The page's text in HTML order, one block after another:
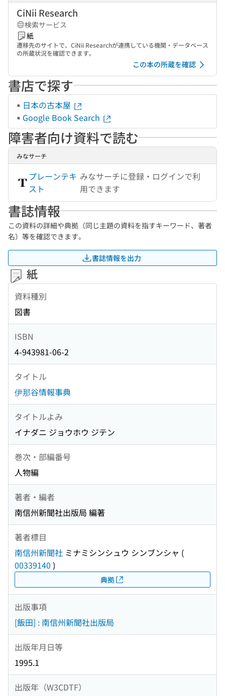
CiNii Research
検索サービス
紙
遷移先のサイトで、CiNii Researchが連携している機関・データベース
の所蔵状況を確認できます。
この本の所蔵を確認
書店で探す
日本の古本屋
Google Book Search
障害者向け資料で読む
みなサーチ
プレーンテキ
スト
みなサーチに登録・ログインで利
用できます
書誌情報
この資料の詳細や典拠（同じ主題の資料を指すキーワード、著者
名）等を確認できます。
書誌情報を出力
紙
資料種別
図書
ISBN
4-943981-06-2
タイトル
伊那谷情報事典
タイトルよみ
イナダニ ジョウホウ ジテン
巻次・部編番号
人物編
著者・編者
南信州新聞社出版局 編著
著者標目
南信州新聞社 ミナミシンシュウ シンブンシャ (
00339140 )
典拠
出版事項
[飯田] : 南信州新聞社出版局
出版年月日等
1995.1
出版年（W3CDTF）